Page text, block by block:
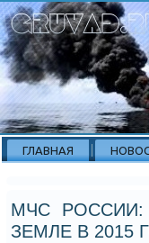
ГЛАВНАЯ
МЧС РОССИИ:
ЗЕМЛЕ В 2015